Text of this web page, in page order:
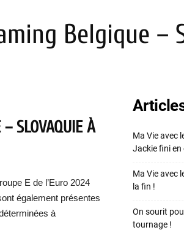
Belgique –
– SLOVAQUIE À
E de l’Euro 2024
également présentes
à
Ma Vie avec
Jackie fini en
Ma Vie avec
la fin !
On sourit
tournage !